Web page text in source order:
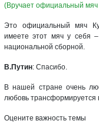
(Вручает официальный
Это официальный мяч
имеете этот мяч у себя
национальной сборной.
В.Путин: Спасибо.
В нашей стране очень
любовь трансформируется
Оцените важность темы